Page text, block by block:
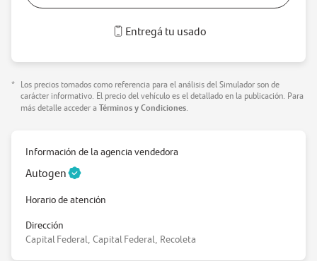
Entregá tu usado
* Los precios tomados como referencia para el análisis del Simulador son de
carácter informativo. El precio del vehículo es el detallado en la publicación. Para
más detalle acceder aTérminos y Condiciones.
Información de la agencia vendedora
Autogen
Horario de atención
Dirección
Capital Federal, Capital Federal, Recoleta